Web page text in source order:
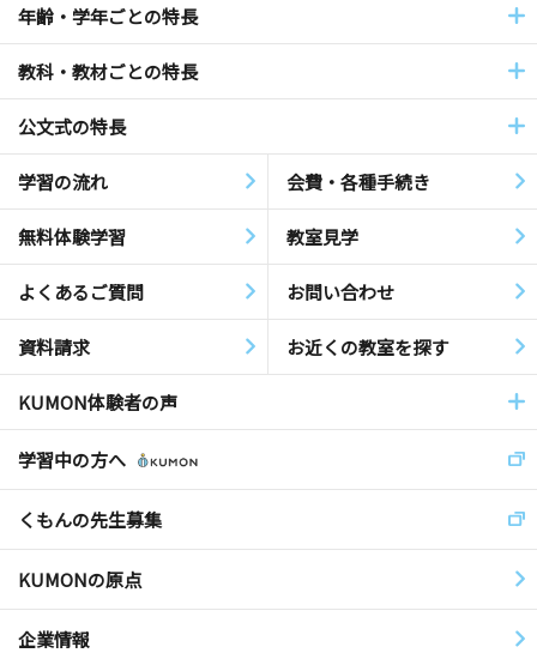
年齢・学年ごとの特長
教科・教材ごとの特長
公文式の特長
学習の流れ 会費・各種手続き
無料体験学習 教室見学
よくあるご質問 お問い合わせ
資料請求 お近くの教室を探す
KUMON体験者の声
学習中の方へ
くもんの先生募集
KUMONの原点
企業情報